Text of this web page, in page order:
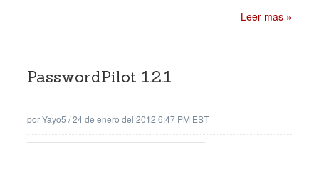
Leer mas »
PasswordPilot 1.2.1
porYayo5 /24 de enero del 2012 6:47 PM EST